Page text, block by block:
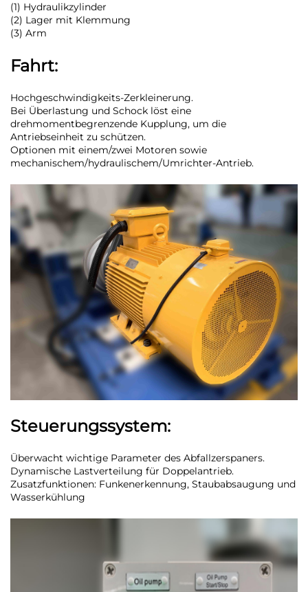
(1) Hydraulikzylinder
(2) Lager mit Klemmung
(3) Arm
Fahrt:
Hochgeschwindigkeits-Zerkleinerung.
Bei Überlastung und Schock löst eine
drehmomentbegrenzende Kupplung, um die
Antriebseinheit zu schützen.
Optionen mit einem/zwei Motoren sowie
mechanischem/hydraulischem/Umrichter-Antrieb.
Steuerungssystem:
Überwacht wichtige Parameter des Abfallzerspaners.
Dynamische Lastverteilung für Doppelantrieb.
Zusatzfunktionen: Funkenerkennung, Staubabsaugung und
Wasserkühlung